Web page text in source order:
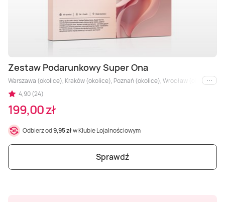
Zestaw Podarunkowy Super Ona
Warszawa (okolice), Kraków (okolice), Poznań (okolice), Wrocław (okolice),i inne
4,90 (24)
199,00 zł
Odbierz od9,95 złw Klubie Lojalnościowym
Sprawdź